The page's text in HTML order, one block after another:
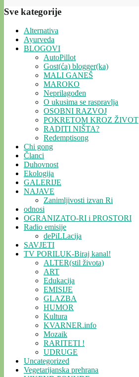
Sve kategorije
Alternativa
Ayurveda
BLOGOVI
AutoPillot
Gost(ća) blogger(ka)
MALI GANEŠ
MAROKO
Neprilagođen
O ukusima se raspravlja
OSOBNI RAZVOJ
POKRETOM KROZ ŽIVOT
RADITI NIŠTA?
Redemptisong
Chi gong
Članci
Duhovnost
Ekologija
GALERIJE
NAJAVE
Zanimljivosti izvan Ri
odnosi
OGRANIZATO-RI i PROSTORI
Radio emisije
dePiLLacija
SAVJETI
TV PORILUK-Biraj kanal!
ALTER(stil života)
ART
Edukacija
EMISIJE
GLAZBA
HUMOR
Kultura
KVARNER.info
Mozaik
RARITETI !
UDRUGE
Uncategorized
Vegetarijanska prehrana